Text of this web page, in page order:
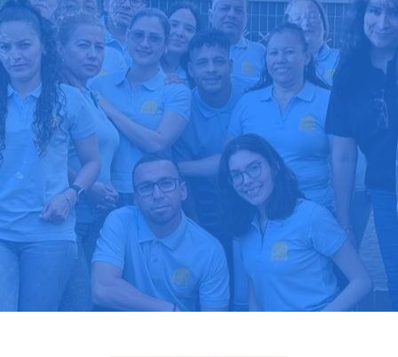
una limpieza detallada que resalta
cada acabado
Pide tu presupuesto gratis
Llama hoy: 919 03 52 24
Más de 1000 clientes confían en nosotros
⭐⭐⭐⭐⭐